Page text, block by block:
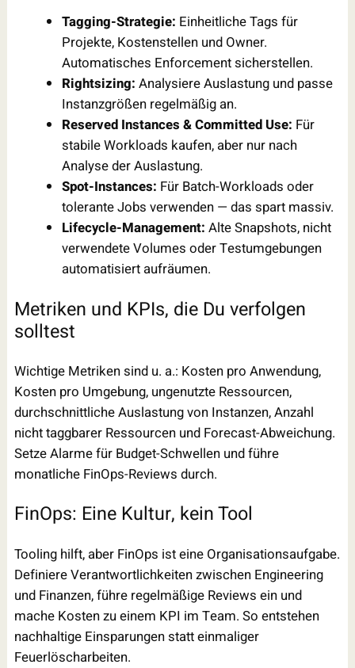
Tagging-Strategie: Einheitliche Tags für
Projekte, Kostenstellen und Owner.
Automatisches Enforcement sicherstellen.
Rightsizing: Analysiere Auslastung und passe
Instanzgrößen regelmäßig an.
Reserved Instances & Committed Use: Für
stabile Workloads kaufen, aber nur nach
Analyse der Auslastung.
Spot-Instances: Für Batch-Workloads oder
tolerante Jobs verwenden — das spart massiv.
Lifecycle-Management: Alte Snapshots, nicht
verwendete Volumes oder Testumgebungen
automatisiert aufräumen.
Metriken und KPIs, die Du verfolgen
solltest
Wichtige Metriken sind u. a.: Kosten pro Anwendung,
Kosten pro Umgebung, ungenutzte Ressourcen,
durchschnittliche Auslastung von Instanzen, Anzahl
nicht taggbarer Ressourcen und Forecast-Abweichung.
Setze Alarme für Budget-Schwellen und führe
monatliche FinOps-Reviews durch.
FinOps: Eine Kultur, kein Tool
Tooling hilft, aber FinOps ist eine Organisationsaufgabe.
Definiere Verantwortlichkeiten zwischen Engineering
und Finanzen, führe regelmäßige Reviews ein und
mache Kosten zu einem KPI im Team. So entstehen
nachhaltige Einsparungen statt einmaliger
Feuerlöscharbeiten.